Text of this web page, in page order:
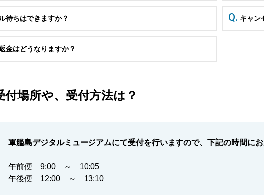
待ちはできますか？ キャン
金はどうなりますか？
付場所や、受付方法は？
軍艦島デジタルミュージアムにて受付を行いますので、下記の時間に
午前便 9:00 ～ 10:05
午後便 12:00 ～ 13:10
ム